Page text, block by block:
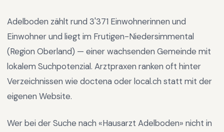
Adelboden zählt rund 3'371 Einwohnerinnen und
Einwohner und liegt im Frutigen-Niedersimmental
(Region Oberland) — einer wachsenden Gemeinde mit
lokalem Suchpotenzial. Arztpraxen ranken oft hinter
Verzeichnissen wie doctena oder local.ch statt mit der
eigenen Website.
Wer bei der Suche nach «Hausarzt Adelboden» nicht in